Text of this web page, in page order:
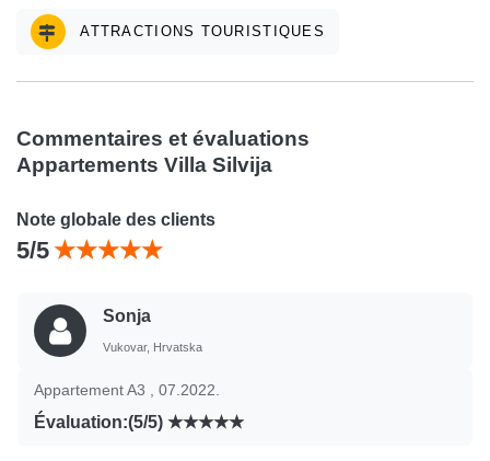
ATTRACTIONS TOURISTIQUES
Commentaires et évaluations
Appartements Villa Silvija
Note globale des clients
5/5
Sonja
Vukovar, Hrvatska
Appartement A3 , 07.2022.
Évaluation:(5/5)